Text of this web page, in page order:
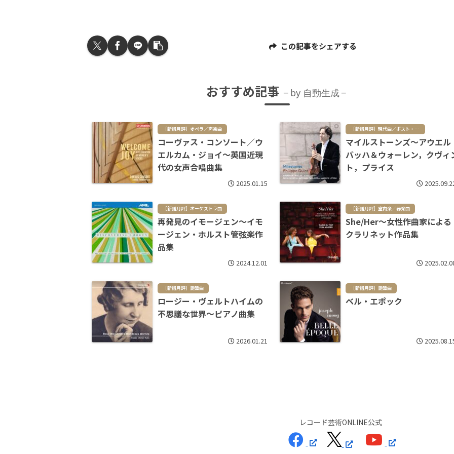
この記事をシェアする
おすすめ記事 by 自動生成
［新譜月評］オペラ／声楽曲
コーヴァス・コンソート／ウ
エルカム・ジョイ～英国近現
代の女声合唱曲集
2025.01.15
［新譜月評］現代曲／ポスト・クラシカル
マイルストーンズ～アウエル
バッハ＆ウォーレン，クヴィ
ト，プライス
［新譜月評］オーケストラ曲
再発見のイモージェン～イモ
ージェン・ホルスト管弦楽作
品集
2024.12.01
［新譜月評］室内楽／器楽曲
She/Her～女性作曲家による
クラリネット作品集
［新譜月評］鍵盤曲
ロージー・ヴェルトハイムの
不思議な世界～ピアノ曲集
2026.01.21
［新譜月評］鍵盤曲
ベル・エポック
レコード芸術ONLINE公式